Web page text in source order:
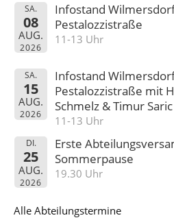
SA.
08
AUG.
2026
Infostand
Pestalozzistraße
11-13 Uhr
SA.
15
AUG.
2026
Infostand
Pestalozzistraße mit
Schmelz & Timur Saric
11-13 Uhr
DI.
25
AUG.
2026
Erste
Sommerpause
19.30 Uhr
Alle Abteilungstermine